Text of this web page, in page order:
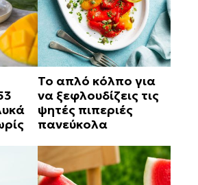
Το απλό κόλπο για
να ξεφλουδίζεις τις
ψητές πιπεριές
πανεύκολα